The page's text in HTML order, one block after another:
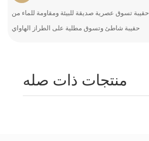
حقيبة تسوق عصرية صديقة للبيئة ومقاومة للماء من DuPont™ Tyvek® -
حقيبة شاطئ وتسوق مطلية على الطراز الهاواي
منتجات ذات صله